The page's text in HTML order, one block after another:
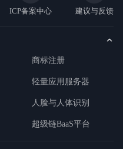
ICP备案中心 建议与反馈
商标注册
轻量应用服务器
人脸与人体识别
超级链BaaS平台